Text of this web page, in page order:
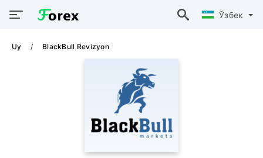
Ўзбек
Uy BlackBull Revizyon